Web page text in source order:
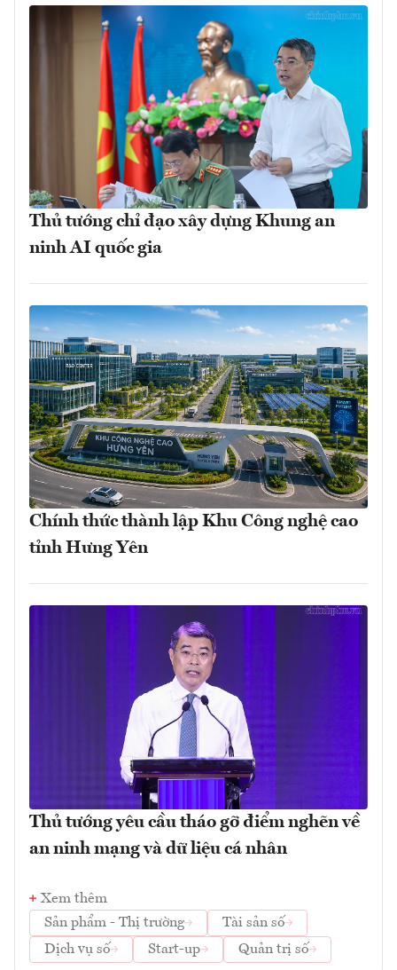
Thủ tướng chỉ đạo xây dựng Khung an
ninh AI quốc gia
Chính thức thành lập Khu Công nghệ cao
tỉnh Hưng Yên
Thủ tướng yêu cầu tháo gỡ điểm nghẽn về
an ninh mạng và dữ liệu cá nhân
Xem thêm
Sản phẩm - Thị trường
Tài sản số
Dịch vụ số
Start-up Quản trị số